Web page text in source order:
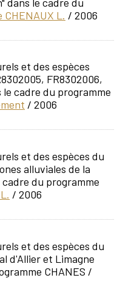
CHENAUX L. / 2006
et des espèces
FR8302006,
le cadre du programme
/ 2006
et des espèces du
alluviales de la
du programme
/ 2006
et des espèces du
d'Allier et Limagne
CHANES /